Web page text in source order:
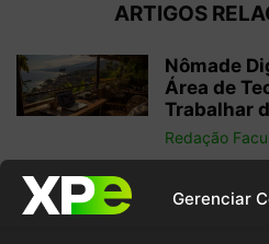
Gerenciar
ARTIGOS
Nômade
Área de
Trabalhar
Redação
Como